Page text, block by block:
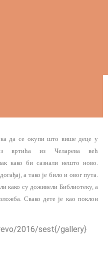
да се окупи што више деце у
вртића из Челарева већ
како би сазнали нешто ново.
а тако је било и овог пута.
како су доживели Библиотеку, а
Свако дете је као поклон
2016/sest{/gallery}